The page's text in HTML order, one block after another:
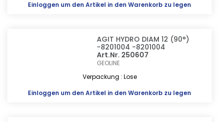
Einloggen um den Artikel in den Warenkorb zu legen
AGIT HYDRO DIAM 12 (90°)
-8201004 -8201004
Art.Nr. 250607
GEOLINE
Verpackung : Lose
Einloggen um den Artikel in den Warenkorb zu legen